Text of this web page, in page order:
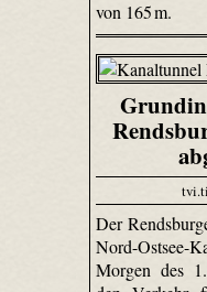
von 165 m.
Der
Nord-
Morgen des